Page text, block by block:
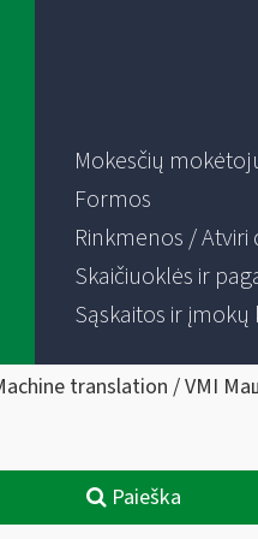
Mokesčių
Formos
Rinkmenos /
Skaičiuoklės ir
Sąskaitos ir įmokų
translation / VMI
Paieška